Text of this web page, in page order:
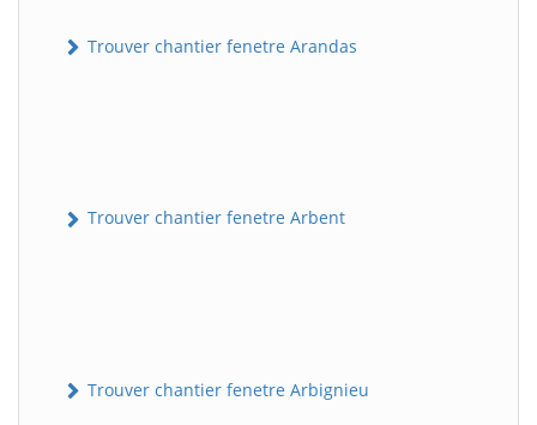
Trouver chantier fenetre Arandas
Trouver chantier fenetre Arbent
Trouver chantier fenetre Arbignieu